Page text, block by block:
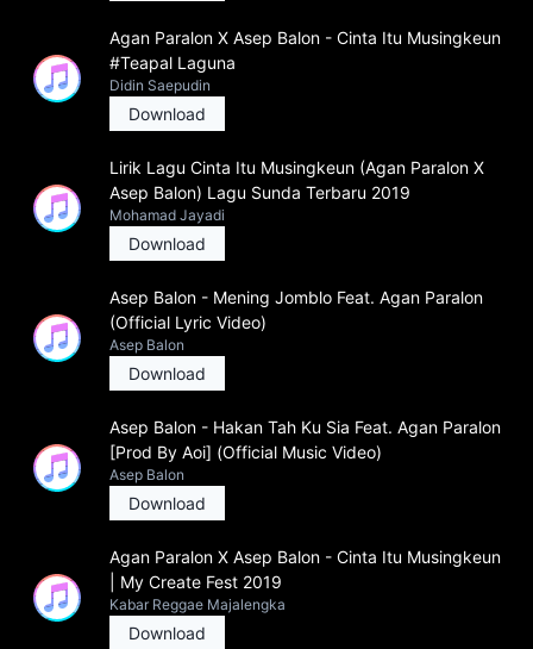
Agan Paralon X Asep Balon - Cinta Itu Musingkeun
#Teapal Laguna
Didin Saepudin
Download
Lirik Lagu Cinta Itu Musingkeun (Agan Paralon X
Asep Balon) Lagu Sunda Terbaru 2019
Mohamad Jayadi
Download
Asep Balon - Mening Jomblo Feat. Agan Paralon
(Official Lyric Video)
Asep Balon
Download
Asep Balon - Hakan Tah Ku Sia Feat. Agan Paralon
[Prod By Aoi] (Official Music Video)
Asep Balon
Download
Agan Paralon X Asep Balon - Cinta Itu Musingkeun
| My Create Fest 2019
Kabar Reggae Majalengka
Download